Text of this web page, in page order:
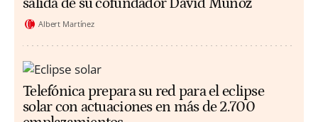
Albert Martínez
Telefónica prepara su red para el eclipse
solar con actuaciones en más de 2.700